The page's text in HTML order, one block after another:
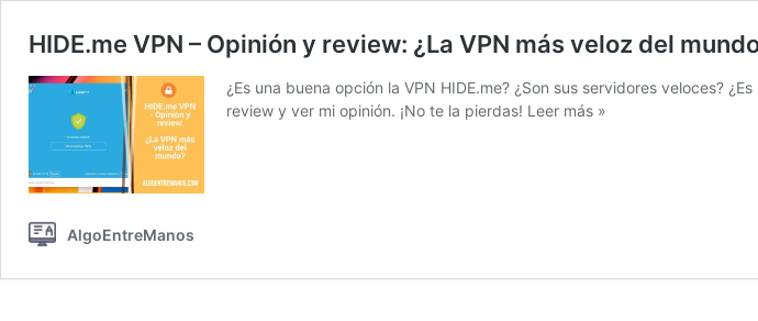
HIDE.me VPN – Opinión y review: ¿La VPN más veloz del
¿Es una buena opción la VPN HIDE.me? ¿Son sus servidores veloces?
review y ver mi opinión. ¡No te la pierdas! Leer más »
AlgoEntreManos